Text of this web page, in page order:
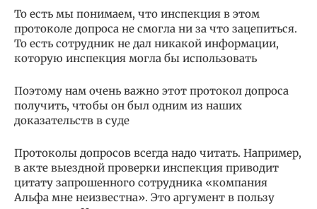
То есть мы понимаем, что инспекция в этом
протоколе допроса не смогла ни за что зацепиться.
То есть сотрудник не дал никакой информации,
которую инспекция могла бы использовать
Поэтому нам очень важно этот протокол допроса
получить, чтобы он был одним из наших
доказательств в суде
Протоколы допросов всегда надо читать. Например,
в акте выездной проверки инспекция приводит
цитату запрошенного сотрудника «компания
Альфа мне неизвестна». Это аргумент в пользу